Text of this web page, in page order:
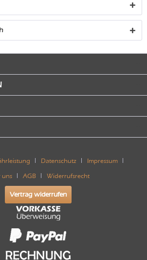
Datenschutz Impressum
uns AGB Widerrufsrecht
Vertrag widerrufen